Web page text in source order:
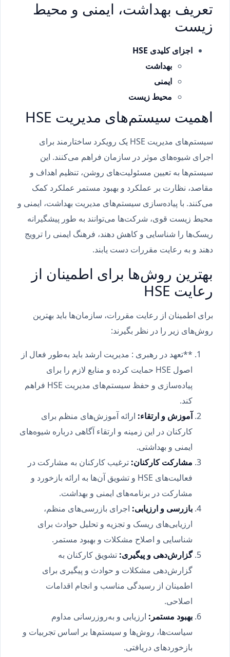
تعریف بهداشت، ایمنی و محیط
زیست
اجزای کلیدیHSE
بهداشت
ایمنی
محیط زیست
اهمیت سیستم‌های مدیریت HSE
سیستم‌های مدیریت HSE یک رویکرد ساختارمند برای
اجرای شیوه‌های موثر در سازمان فراهم می‌کنند. این
سیستم‌ها به تعیین مسئولیت‌های روشن، تنظیم اهداف و
مقاصد، نظارت بر عملکرد و بهبود مستمر عملکرد کمک
می‌کنند. با پیاده‌سازی سیستم‌های مدیریت بهداشت، ایمنی و
محیط زیست قوی، شرکت‌ها می‌توانند به طور پیشگیرانه
ریسک‌ها را شناسایی و کاهش دهند، فرهنگ ایمنی را ترویج
دهند و به رعایت مقررات دست یابند.
بهترین روش‌ها برای اطمینان از
رعایت HSE
برای اطمینان از رعایت مقررات، سازمان‌ها باید بهترین
روش‌های زیر را در نظر بگیرند:
**تعهد در رهبری : مدیریت ارشد باید به‌طور فعال از
اصول HSE حمایت کرده و منابع لازم را برای
پیاده‌سازی و حفظ سیستم‌های مدیریت HSE فراهم
کند.
آموزش و ارتقاء:ارائه آموزش‌های منظم برای
کارکنان در این زمینه و ارتقاء آگاهی درباره شیوه‌های
ایمنی و بهداشتی.
مشارکت کارکنان:ترغیب کارکنان به مشارکت در
فعالیت‌های HSE و تشویق آن‌ها به ارائه بازخورد و
مشارکت در برنامه‌های ایمنی و بهداشت.
بازرسی و ارزیابی:اجرای بازرسی‌های منظم،
ارزیابی‌های ریسک و تجزیه و تحلیل حوادث برای
شناسایی و اصلاح مشکلات و بهبود مستمر.
گزارش‌دهی و پیگیری:تشویق کارکنان به
گزارش‌دهی مشکلات و حوادث و پیگیری برای
اطمینان از رسیدگی مناسب و انجام اقدامات
اصلاحی.
بهبود مستمر :ارزیابی و به‌روزرسانی مداوم
سیاست‌ها، روش‌ها و سیستم‌ها بر اساس تجربیات و
بازخوردهای دریافتی.